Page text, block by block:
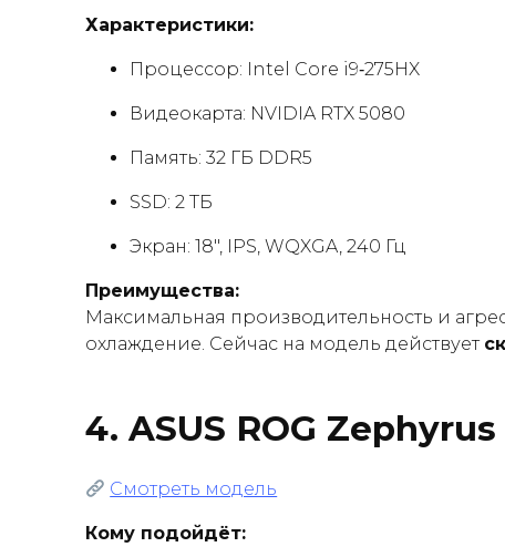
Характеристики:
Процессор: Intel Core i9‑275HX
Видеокарта: NVIDIA RTX 5080
Память: 32 ГБ DDR5
SSD: 2 ТБ
Экран: 18″, IPS, WQXGA, 240 Гц
Преимущества:
Максимальная производительность и
охлаждение. Сейчас на модель действует
4. ASUS ROG Zephyrus
Смотреть модель
Кому подойдёт: